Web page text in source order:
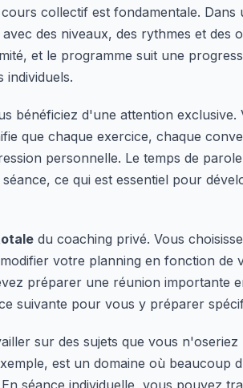
collectif est fondamentale. Dans
des niveaux, des rythmes et des
et le programme suit une
individuels.
bénéficiez d'une attention exclusive.
que chaque exercice, chaque
personnelle. Le temps de
ce qui est essentiel pour
du coaching privé. Vous
votre planning en fonction de
préparer une réunion importante
suivante pour vous y préparer
sur des sujets que vous
est un domaine où beaucoup
séance individuelle, vous pouvez